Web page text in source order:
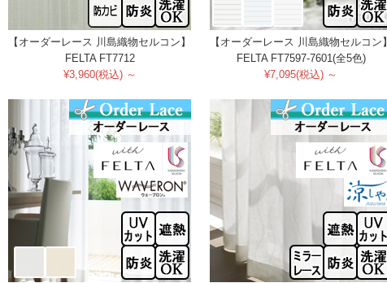
【オーダーレース 川島織物セルコン】
FELTA FT7712
¥3,960(税込) ～
【オーダーレース 川島織物セルコン】
FELTA FT7597-7601(全5色)
¥7,095(税込) ～